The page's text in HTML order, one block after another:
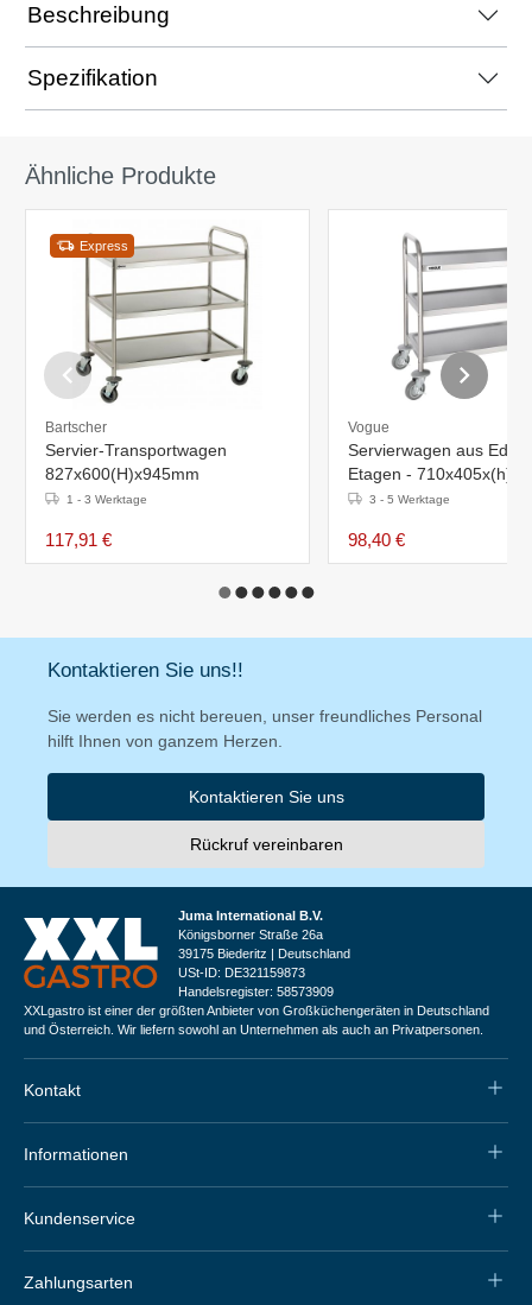
Beschreibung
Spezifikation
Ähnliche Produkte
Express
Bartscher
Servier-Transportwagen
827x600(H)x945mm
1 - 3 Werktage
117,91 €
Vogue
Servierwagen aus
Etagen -
3 - 5 Werktage
98,40 €
Kontaktieren Sie uns!!
Sie werden es nicht bereuen, unser freundliches Personal
hilft Ihnen von ganzem Herzen.
Kontaktieren Sie uns
Rückruf vereinbaren
Juma International B.V.
Königsborner Straße 26a
39175 Biederitz | Deutschland
USt-ID: DE321159873
Handelsregister: 58573909
XXLgastro ist einer der größten Anbieter von Großküchengeräten in Deutschland
und Österreich. Wir liefern sowohl an Unternehmen als auch an Privatpersonen.
Kontakt
Informationen
Kundenservice
Zahlungsarten